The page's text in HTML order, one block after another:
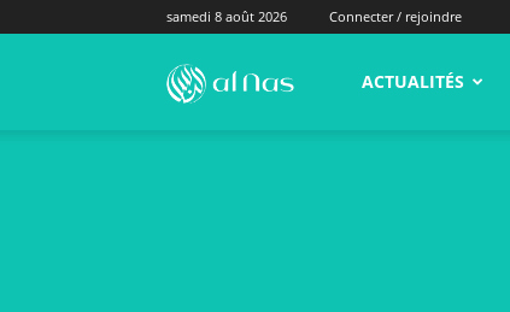
samedi 8 août 2026 Connecter / rejoindre
alNas.fr ACTUALITÉS